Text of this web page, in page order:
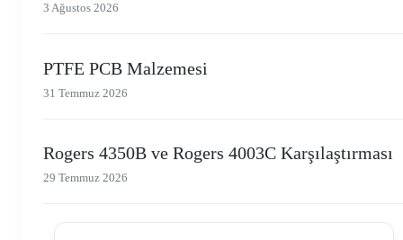
3 Ağustos 2026
PTFE PCB Malzemesi
31 Temmuz 2026
Rogers 4350B ve Rogers 4003C Karşılaştırması
29 Temmuz 2026